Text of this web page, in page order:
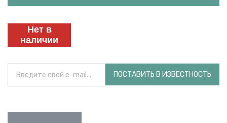
Нет в
наличии
ПОСТАВИТЬ В ИЗВЕСТНОСТЬ